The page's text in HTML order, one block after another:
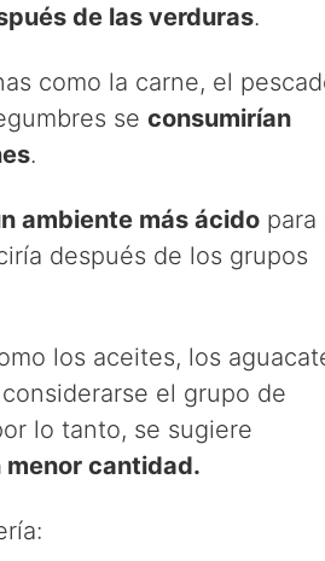
de las verduras.
como la carne, el
se consumirían
.
ambiente más ácido para
después de los grupos
los aceites, los
el grupo de
lo tanto, se sugiere
menor cantidad.